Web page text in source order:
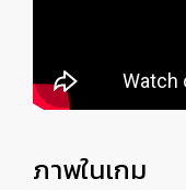
ภาพในเกม